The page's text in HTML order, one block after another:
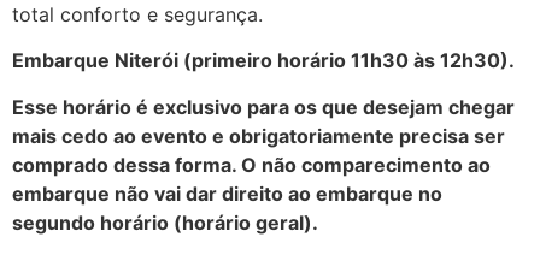
total conforto e segurança.
Embarque Niterói (primeiro horário 11h30 às 12h30).
Esse horário é exclusivo para os que desejam chegar
mais cedo ao evento e obrigatoriamente precisa ser
comprado dessa forma. O não comparecimento ao
embarque não vai dar direito ao embarque no
segundo horário (horário geral).